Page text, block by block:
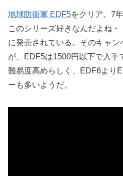
地球防衛軍 EDF5をクリア。7
このシリーズ好きなんだよね
に発売されている。そのキャ
が、EDF5は1500円以下で入手
難易度高めらしく、EDF6より
ーも多いようだ。